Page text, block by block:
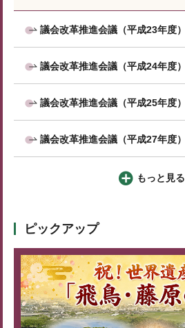
議会改革推進会議（平成23年度）
議会改革推進会議（平成24年度）
議会改革推進会議（平成25年度）
議会改革推進会議（平成27年度）
もっと見る
ピックアップ